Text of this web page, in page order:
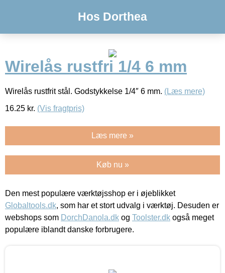
Hos Dorthea
Wirelås rustfri 1/4 6 mm
Wirelås rustfrit stål. Godstykkelse 1/4″ 6 mm. (Læs mere)
16.25 kr. (Vis fragtpris)
Læs mere »
Køb nu »
Den mest populære værktøjsshop er i øjeblikket
Globaltools.dk, som har et stort udvalg i værktøj. Desuden er
webshops som DorchDanola.dk og Toolster.dk også meget
populære iblandt danske forbrugere.